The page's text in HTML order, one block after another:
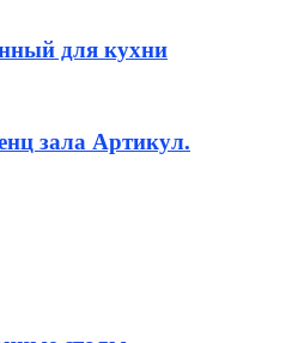
для кухни
зала Артикул.